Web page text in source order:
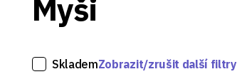
Myši
SklademZobrazit/zrušit další filtry